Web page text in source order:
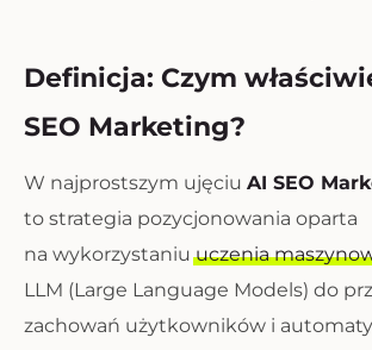
Definicja: Czym
SEO Marketing?
W najprostszym ujęciu AI SEO
to strategia pozycjonowania oparta
na wykorzystaniuuczenia
LLM (Large Language Models) do
zachowań użytkowników i